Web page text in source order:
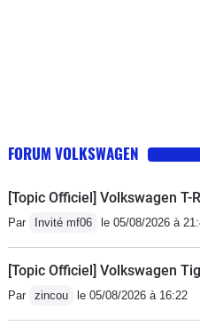
FORUM VOLKSWAGEN
[Topic Officiel] Volkswagen T-
Par Invité mf06 le 05/08/2026 à
[Topic Officiel] Volkswagen
Par zincou le 05/08/2026 à 16:22